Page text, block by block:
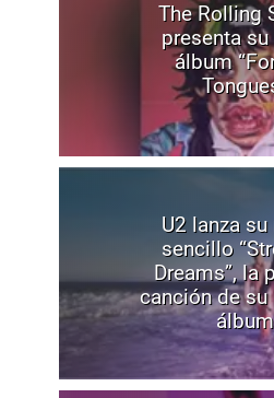
The Rolling
presenta su
álbum
U2 lanza su
sencillo
Dreams”, la
canción de
álbum